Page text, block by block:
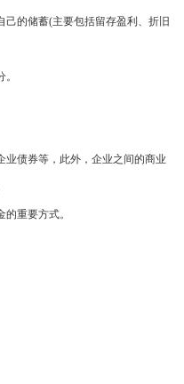
的储蓄(主要包括留存盈利、折旧
业债券等，此外，企业之间的商业
重要方式。